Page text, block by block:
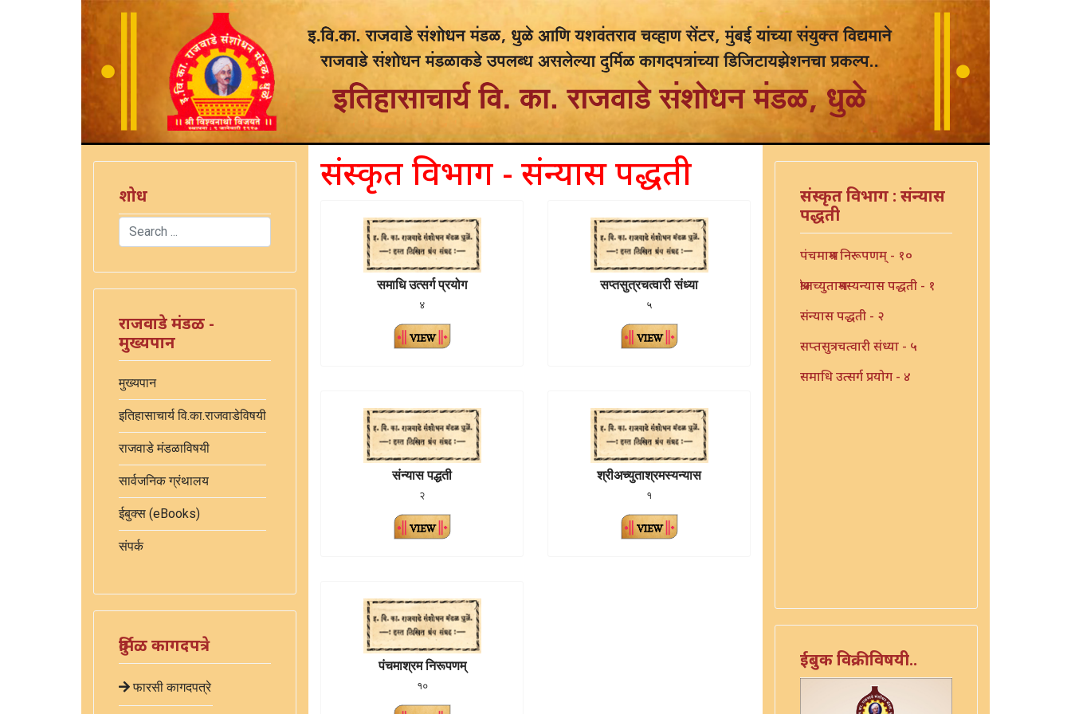
शोध
Search
राजवाडे मंडळ -
मुख्यपान
मुख्यपान
इतिहासाचार्य वि.का.राजवाडेविषयी
राजवाडे मंडळाविषयी
सार्वजनिक ग्रंथालय
ईबुक्स (eBooks)
संपर्क
दुर्मिळ कागदपत्रे
फारसी कागदपत्रे
संस्कृत विभाग - संन्यास पद्धती
समाधि उत्सर्ग प्रयोग
४
सप्तसुत्रचत्वारी संध्या
५
संन्यास पद्धती
२
श्रीअच्युताश्रमस्यन्यास
१
पंचमाश्रम निरूपणम्
१०
संस्कृत विभाग : संन्यास
पद्धती
पंचमाश्रम निरूपणम् - १०
श्रीअच्युताश्रमस्यन्यास पद्धती - १
संन्यास पद्धती - २
सप्तसुत्रचत्वारी संध्या - ५
समाधि उत्सर्ग प्रयोग - ४
ईबुक विक्रीविषयी..